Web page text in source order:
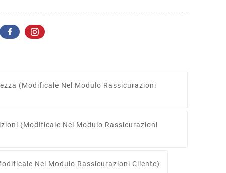
(modificale Nel Modulo Rassicurazioni
(modificale Nel Modulo Rassicurazioni
Nel Modulo Rassicurazioni Cliente)